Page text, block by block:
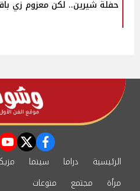
حفلة شيرين.. لكن معزوم زي
facebook
الرئيسية دراما سينما
مرأة
مجتمع منوعات